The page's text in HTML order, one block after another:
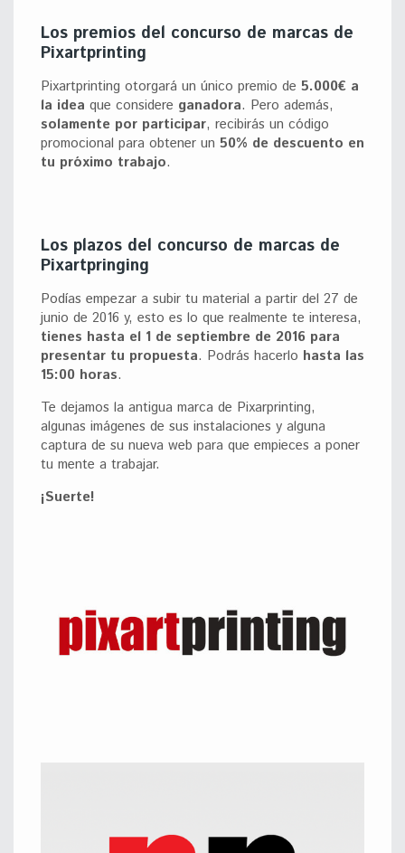
Los premios del concurso de marcas de
Pixartprinting
Pixartprinting otorgará un único premio de 5.000€ a
la idea que considere ganadora. Pero además,
solamente por participar, recibirás un código
promocional para obtener un 50% de descuento en
tu próximo trabajo.
Los plazos del concurso de marcas de
Pixartpringing
Podías empezar a subir tu material a partir del 27 de
junio de 2016 y, esto es lo que realmente te interesa,
tienes hasta el 1 de septiembre de 2016 para
presentar tu propuesta. Podrás hacerlo hasta las
15:00 horas.
Te dejamos la antigua marca de Pixarprinting,
algunas imágenes de sus instalaciones y alguna
captura de su nueva web para que empieces a poner
tu mente a trabajar.
¡Suerte!